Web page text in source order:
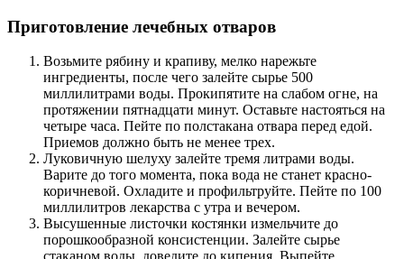
Приготовление лечебных отваров
Возьмите рябину и крапиву, мелко нарежьте
ингредиенты, после чего залейте сырье 500
миллилитрами воды. Прокипятите на слабом огне, на
протяжении пятнадцати минут. Оставьте настояться на
четыре часа. Пейте по полстакана отвара перед едой.
Приемов должно быть не менее трех.
Луковичную шелуху залейте тремя литрами воды.
Варите до того момента, пока вода не станет красно-
коричневой. Охладите и профильтруйте. Пейте по 100
миллилитров лекарства с утра и вечером.
Высушенные листочки костянки измельчите до
порошкообразной консистенции. Залейте сырье